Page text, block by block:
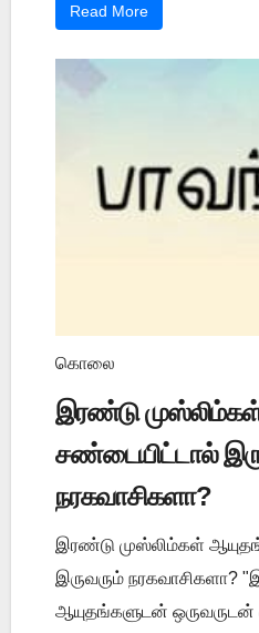
Read More
கொலை
இரண்டு
சண்டையிட்டால்
நரகவாசிகளா?
இரண்டு முஸ்லிம்கள்
இருவரும் நரகவாசிகளா?
ஆயுதங்களுடன்